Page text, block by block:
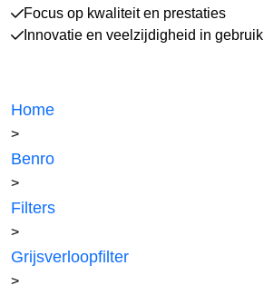
Focus op kwaliteit en prestaties
Innovatie en veelzijdigheid in gebruik
Home
>
Benro
>
Filters
>
Grijsverloopfilter
>